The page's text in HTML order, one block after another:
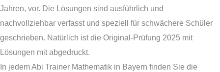
Jahren, vor. Die Lösungen sind ausführlich und
nachvollziehbar verfasst und speziell für schwächere Schüler
geschrieben. Natürlich ist die Original-Prüfung 2025 mit
Lösungen mit abgedruckt.
In jedem Abi Trainer Mathematik in Bayern finden Sie die